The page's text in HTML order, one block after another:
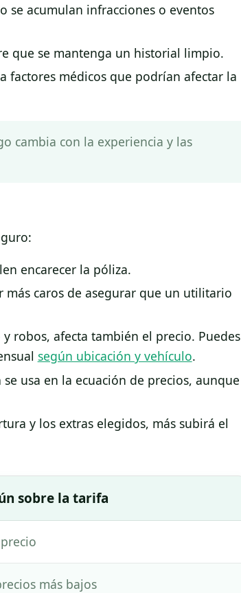
se acumulan infracciones o eventos
que se mantenga un historial limpio.
factores médicos que podrían afectar la
cambia con la experiencia y las
encarecer la póliza.
caros de asegurar que un utilitario
robos, afecta también el precio. Puedes
según ubicación y vehículo.
usa en la ecuación de precios, aunque
y los extras elegidos, más subirá el
sobre la tarifa
más bajos